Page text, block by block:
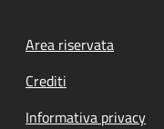
Footer menu
Area riservata
Crediti
Informativa privacy